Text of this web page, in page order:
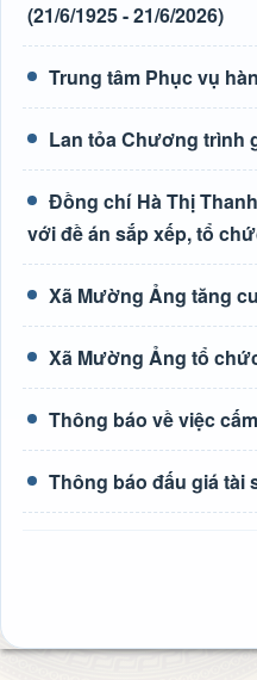
(21/6/1925 - 21/6/2026)
Trung tâm Phục vụ
Lan tỏa Chương trình
Đồng chí Hà Thị
với đề án sắp xếp, tổ
Xã Mường Ảng tăng
Xã Mường Ảng tổ
Thông báo về việc
Thông báo đấu giá tài